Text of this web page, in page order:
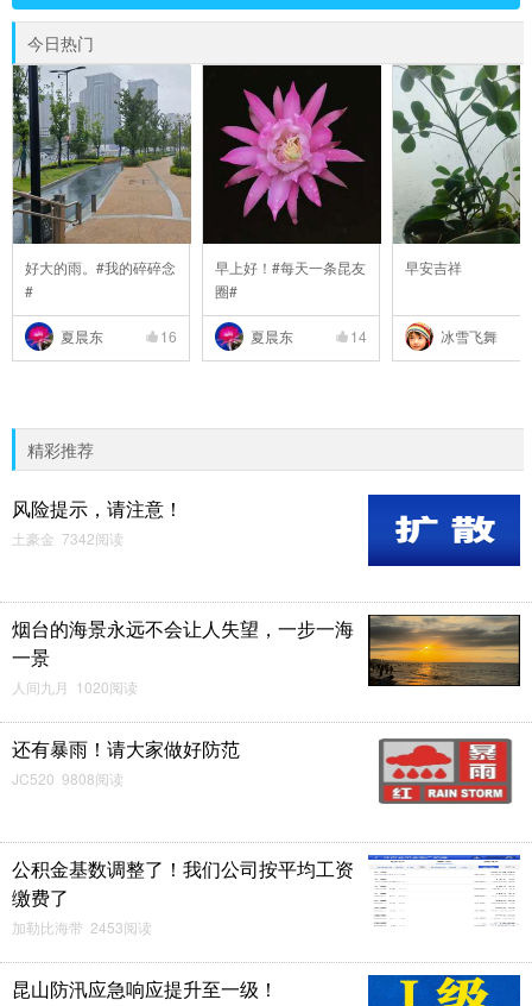
今日热门
好大的雨。#我的碎碎念
#
夏晨东 16
早上好！#每天一条昆友
圈#
夏晨东 14
早安吉祥
冰雪飞舞
精彩推荐
风险提示，请注意！
土豪金 7342阅读
烟台的海景永远不会让人失望，一步一海
一景
人间九月 1020阅读
还有暴雨！请大家做好防范
JC520 9808阅读
公积金基数调整了！我们公司按平均工资
缴费了
加勒比海带 2453阅读
昆山防汛应急响应提升至一级！